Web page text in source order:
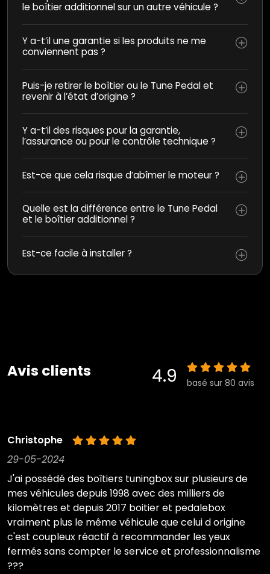
le boîtier additionnel sur un autre véhicule ?
Y a-t’il une garantie si les produits ne me
conviennent pas ?
Puis-je retirer le boîtier ou le Tune Pedal et
revenir à l’état d’origine ?
Y a-t’il des risques pour la garantie,
l’assurance ou pour le contrôle technique ?
Est-ce que cela risque d’abîmer le moteur ?
Quelle est la différence entre le Tune Pedal
et le boîtier additionnel ?
Est-ce facile à installer ?
Avis clients 4.9 basé sur 80 avis
Christophe
29-05-2024
J'ai possédé des boîtiers tuningbox sur plusieurs de
mes véhicules depuis 1998 avec des milliers de
kilomètres et depuis 2017 boitier et pedalebox
vraiment plus le même véhicule que celui d origine
c'est coupleux réactif à recommander les yeux
fermés sans compter le service et professionnalisme
???